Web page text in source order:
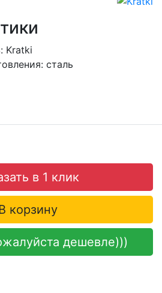
Kratki
сталь
в 1 клик
корзину
дешевле)))